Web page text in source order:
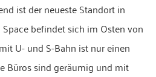
ist der neueste Standort in
befindet sich im Osten von
U- und S-Bahn ist nur einen
Büros sind geräumig und mit